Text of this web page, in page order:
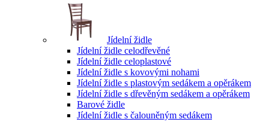
Jídelní židle
Jídelní židle celodřevěné
Jídelní židle celoplastové
Jídelní židle s kovovými nohami
Jídelní židle s plastovým sedákem a opěrákem
Jídelní židle s dřevěným sedákem a opěrákem
Barové židle
Jídelní židle s čalouněným sedákem